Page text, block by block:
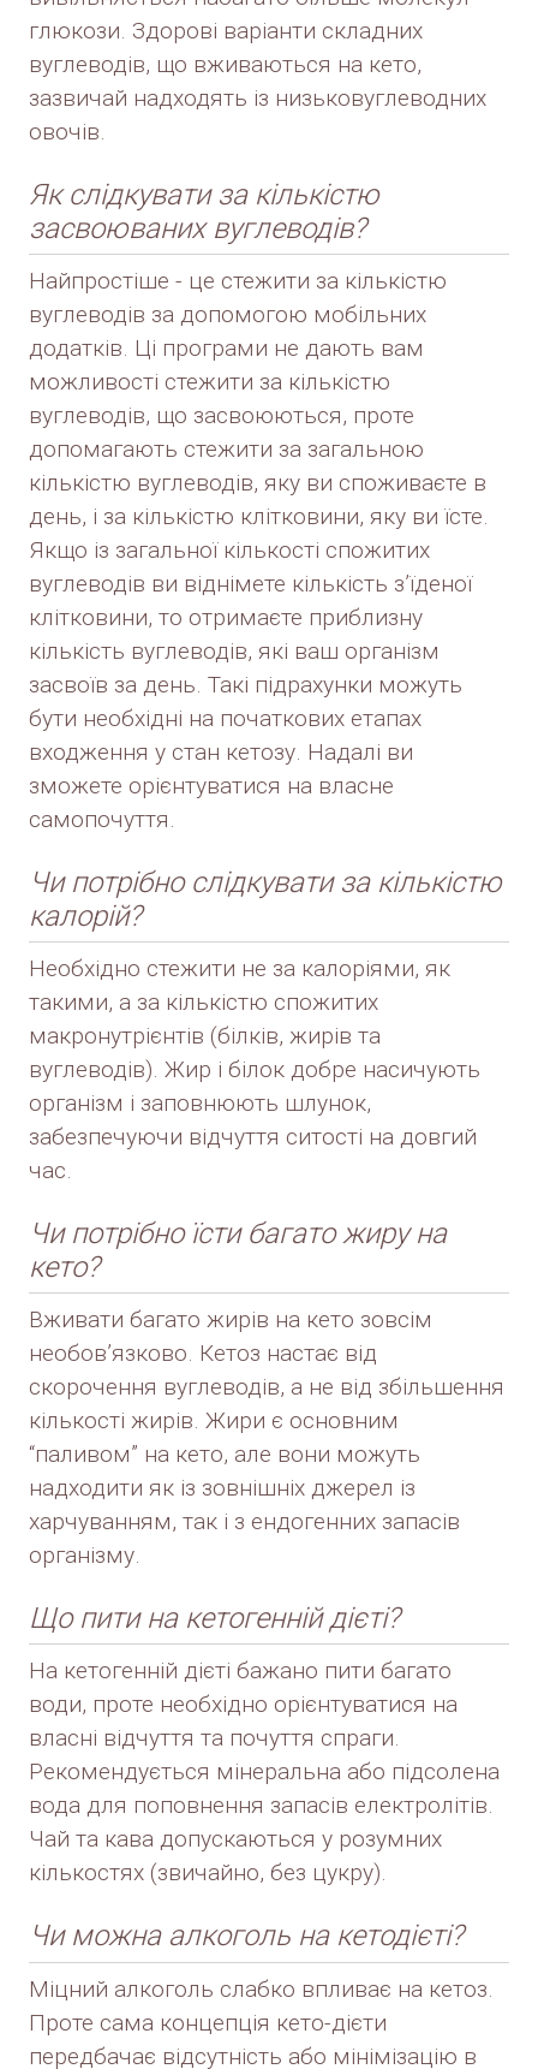
глюкози. Здорові варіанти складних
вуглеводів, що вживаються на кето,
зазвичай надходять із низьковуглеводних
овочів.
Як слідкувати за кількістю
засвоюваних вуглеводів?
Найпростіше - це стежити за кількістю
вуглеводів за допомогою мобільних
додатків. Ці програми не дають вам
можливості стежити за кількістю
вуглеводів, що засвоюються, проте
допомагають стежити за загальною
кількістю вуглеводів, яку ви споживаєте в
день, і за кількістю клітковини, яку ви їсте.
Якщо із загальної кількості спожитих
вуглеводів ви віднімете кількість з’їденої
клітковини, то отримаєте приблизну
кількість вуглеводів, які ваш організм
засвоїв за день. Такі підрахунки можуть
бути необхідні на початкових етапах
входження у стан кетозу. Надалі ви
зможете орієнтуватися на власне
самопочуття.
Чи потрібно слідкувати за кількістю
калорій?
Необхідно стежити не за калоріями, як
такими, а за кількістю спожитих
макронутрієнтів (білків, жирів та
вуглеводів). Жир і білок добре насичують
організм і заповнюють шлунок,
забезпечуючи відчуття ситості на довгий
час.
Чи потрібно їсти багато жиру на
кето?
Вживати багато жирів на кето зовсім
необов’язково. Кетоз настає від
скорочення вуглеводів, а не від збільшення
кількості жирів. Жири є основним
“паливом” на кето, але вони можуть
надходити як із зовнішніх джерел із
харчуванням, так і з ендогенних запасів
організму.
Що пити на кетогенній дієті?
На кетогенній дієті бажано пити багато
води, проте необхідно орієнтуватися на
власні відчуття та почуття спраги.
Рекомендується мінеральна або підсолена
вода для поповнення запасів електролітів.
Чай та кава допускаються у розумних
кількостях (звичайно, без цукру).
Чи можна алкоголь на кетодієті?
Міцний алкоголь слабко впливає на кетоз.
Проте сама концепція кето-дієти
передбачає відсутність або мінімізацію в